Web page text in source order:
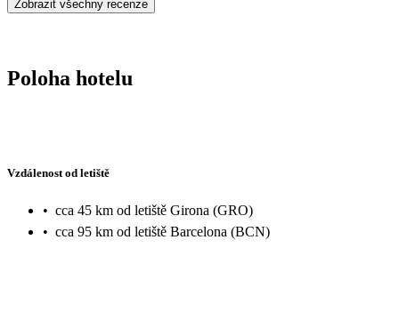
Zobrazit všechny recenze
Poloha hotelu
Vzdálenost od letiště
• cca 45 km od letiště Girona (GRO)
• cca 95 km od letiště Barcelona (BCN)